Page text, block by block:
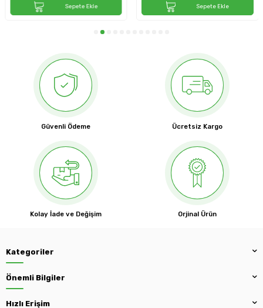
Sepete Ekle Sepete Ekle
Güvenli Ödeme Ücretsiz Kargo
Kolay İade ve Değişim Orjinal Ürün
Kategoriler
Önemli Bilgiler
Hızlı Erişim